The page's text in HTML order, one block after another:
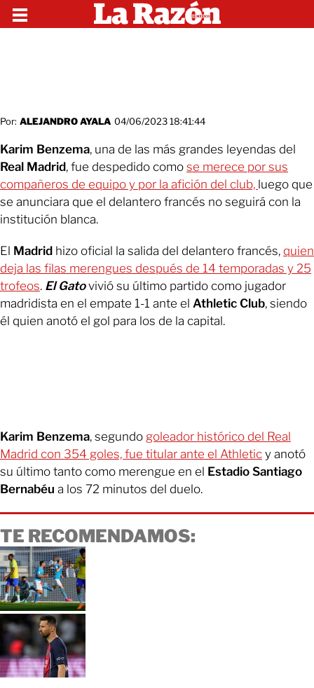
Por: ALEJANDRO AYALA 04/06/2023 18:41:44
Karim Benzema, una de las más grandes leyendas del
Real Madrid, fue despedido como se merece por sus
compañeros de equipo y por la afición del club, luego que
se anunciara que el delantero francés no seguirá con la
institución blanca.
El Madrid hizo oficial la salida del delantero francés, quien
deja las filas merengues después de 14 temporadas y 25
trofeos. El Gatovivió su último partido como jugador
madridista en el empate 1-1 ante el Athletic Club, siendo
él quien anotó el gol para los de la capital.
Karim Benzema, segundo goleador histórico del Real
Madrid con 354 goles, fue titular ante el Athletic y anotó
su último tanto como merengue en el Estadio Santiago
Bernabéu a los 72 minutos del duelo.
TE RECOMENDAMOS: